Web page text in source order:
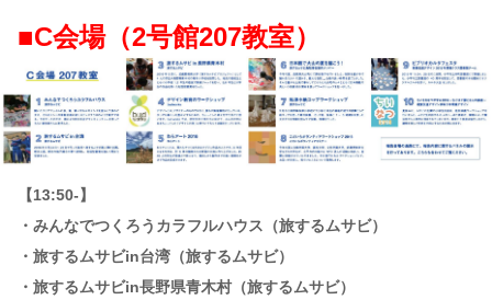
■C会場（2号館207教室）
【13:50-】
・みんなでつくろうカラフルハウス（旅するムサビ）
・旅するムサビin台湾（旅するムサビ）
・旅するムサビin長野県青木村（旅するムサビ）